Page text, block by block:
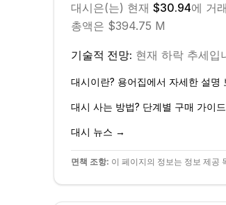
대시은(는) 현재 $30.94에 거
총액은 $394.75 M
기술적 전망: 현재 하락추세입
대시이란? 용어집에서 자세한 설명
대시 사는 방법? 단계별 구매 가이
대시 뉴스 →
면책 조항: 이 페이지의 정보는 정보 제공